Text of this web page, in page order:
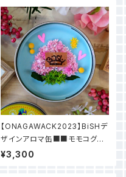
【ONAGAWACK2023】BiSHデ
ザインアロマ缶■■モモコグミ
カンパニー
¥3,300